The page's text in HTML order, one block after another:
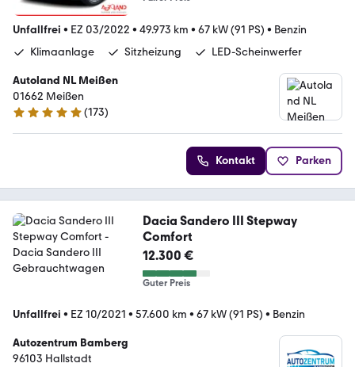
Unfallfrei • EZ 03/2022 • 49.973 km • 67 kW (91 PS) • Benzin
Klimaanlage
Sitzheizung LED-Scheinwerfer
Autoland NL Meißen
01662 Meißen
4.8 Sterne
(173)
Kontakt Parken
Dacia Sandero III Stepway
Comfort
12.300 €
Guter Preis
Unfallfrei • EZ 10/2021 • 57.600 km • 67 kW (91 PS) • Benzin
Autozentrum Bamberg
96103 Hallstadt